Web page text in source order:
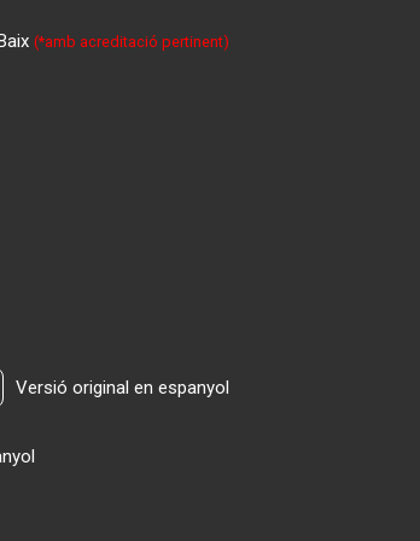
(*amb acreditació pertinent)
Versió original en espanyol